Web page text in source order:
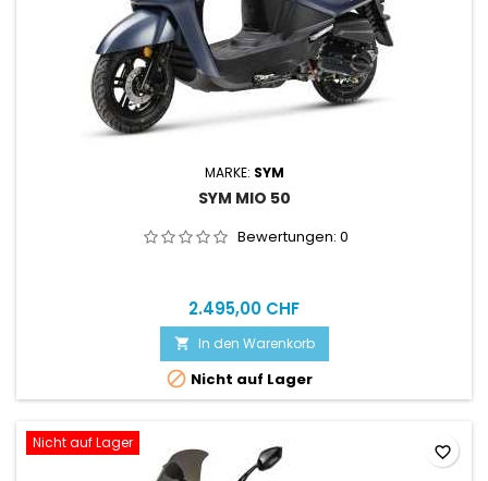
MARKE: SYM
SYM MIO 50
Bewertungen: 0
2.495,00 CHF
 In den Warenkorb
 Nicht auf Lager
Nicht auf Lager favorite_border